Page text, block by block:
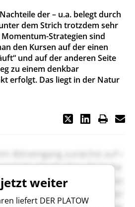
der – u.a. belegt durch
dem Strich trotzdem sehr
Strategien sind
den Kursen auf der einen
und auf der anderen Seite
zu einem denkbar
erfolgt. Das liegt in der Natur
jetzt weiter
liefert DER PLATOW